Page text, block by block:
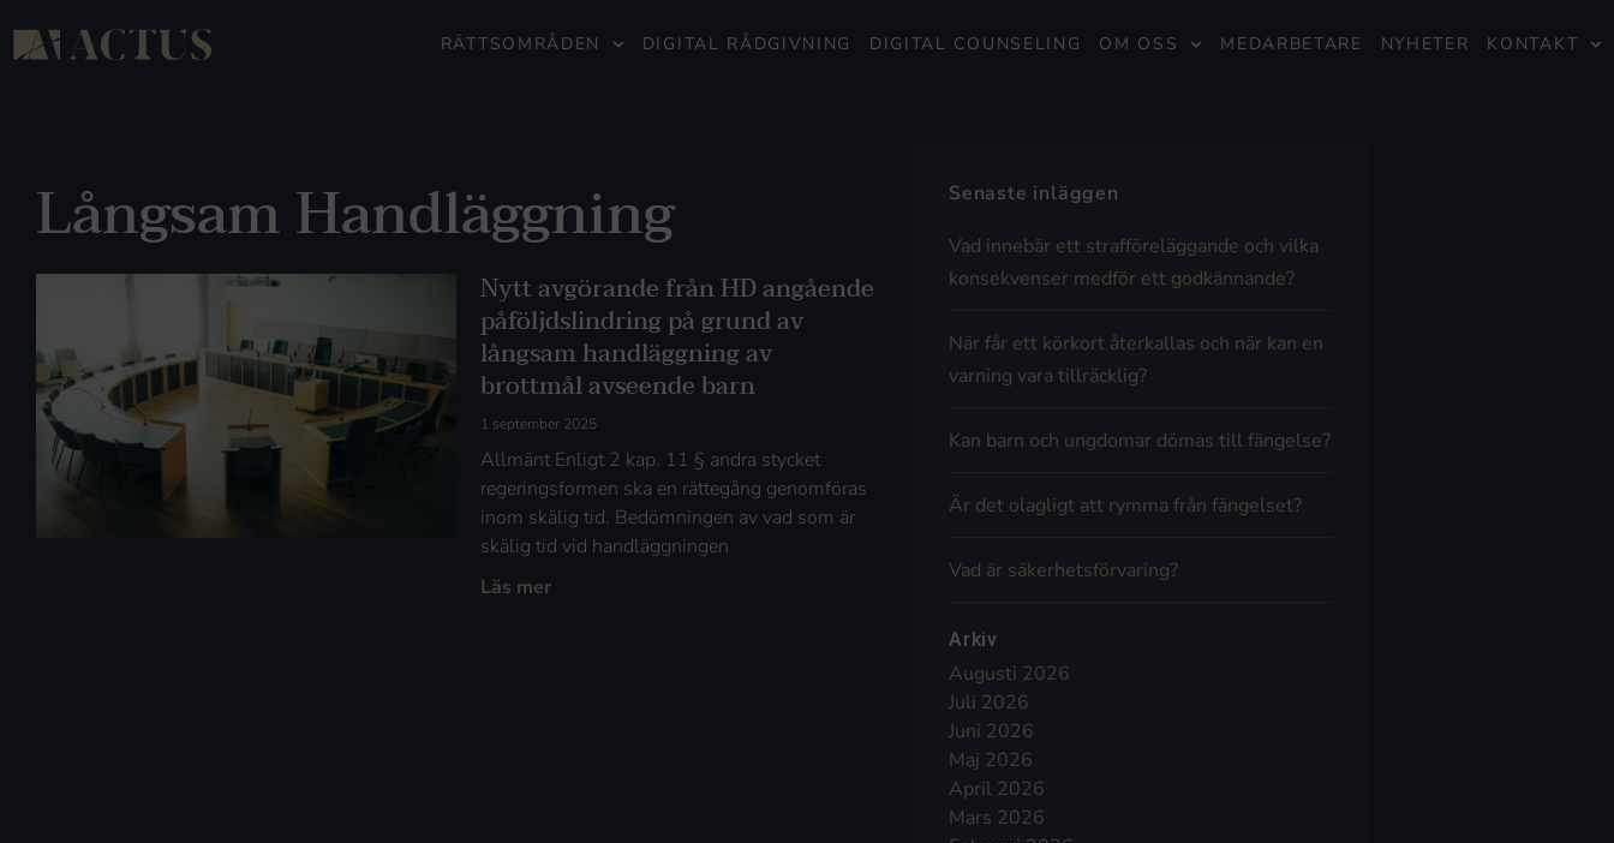
RÄTTSOMRÅDEN DIGITAL RÅDGIVNING DIGITAL COUNSELING OM OSS MEDARBETARE NYHETER KONTAKT
Långsam Handläggning
Nytt avgörande från HD angående
påföljdslindring på grund av
långsam handläggning av
brottmål avseende barn
1 september 2025
Allmänt Enligt 2 kap. 11 § andra stycket
regeringsformen ska en rättegång genomföras
inom skälig tid. Bedömningen av vad som är
skälig tid vid handläggningen
Läs mer
Senaste inläggen
Vad innebär ett strafföreläggande och vilka
konsekvenser medför ett godkännande?
När får ett körkort återkallas och när kan en
varning vara tillräcklig?
Kan barn och ungdomar dömas till fängelse?
Är det olagligt att rymma från fängelset?
Vad är säkerhetsförvaring?
Arkiv
Augusti 2026
Juli 2026
Juni 2026
Maj 2026
April 2026
Mars 2026